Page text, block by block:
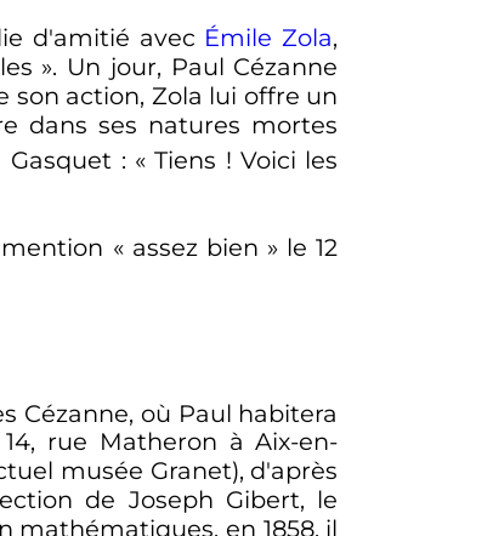
d'amitié avec Émile Zola,
». Un jour, Paul Cézanne
son action, Zola lui offre un
dans ses natures mortes
Gasquet : « Tiens ! Voici les
« assez bien » le12
Cézanne, où Paul habitera
rue Matheron à Aix-en-
musée Granet), d'après
de Joseph Gibert, le
mathématiques, en 1858, il